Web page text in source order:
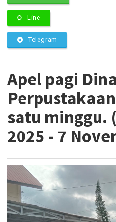
Line
Telegram
Apel pagi
satu minggu.
2025 - 7